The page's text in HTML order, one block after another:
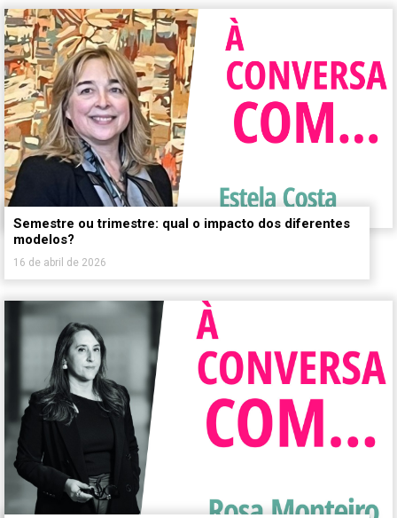
Semestre ou trimestre: qual o impacto dos diferentes
modelos?
16 de abril de 2026